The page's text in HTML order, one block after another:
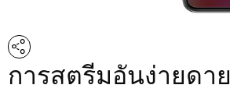
การสตรีมอันง่ายดาย